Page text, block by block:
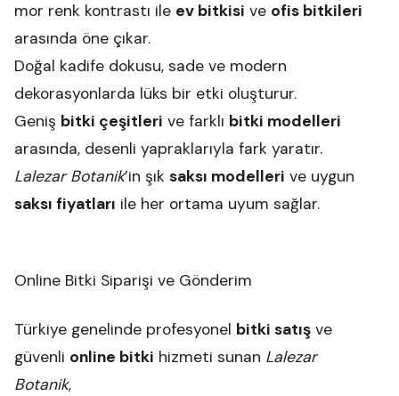
mor renk kontrastı ile ev bitkisi ve ofis bitkileri
arasında öne çıkar.
Doğal kadife dokusu, sade ve modern
dekorasyonlarda lüks bir etki oluşturur.
Geniş bitki çeşitleri ve farklı bitki modelleri
arasında, desenli yapraklarıyla fark yaratır.
Lalezar Botanik’in şık saksı modelleri ve uygun
saksı fiyatları ile her ortama uyum sağlar.
Online Bitki Siparişi ve Gönderim
Türkiye genelinde profesyonel bitki satış ve
güvenli online bitki hizmeti sunan Lalezar
Botanik,